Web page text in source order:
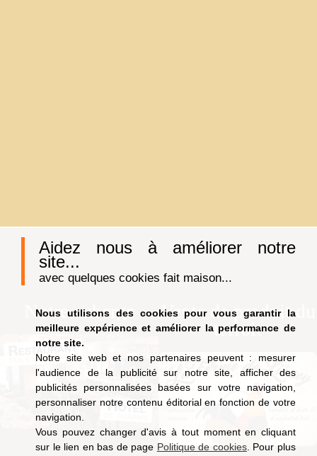
Aidez nous à améliorer notre
site...
avec quelques cookies fait maison...
Nous utilisons des cookies pour vous garantir la
meilleure expérience et améliorer la performance de
notre site.
Notre site web et nos partenaires peuvent : mesurer
l'audience de la publicité sur notre site, afficher des
publicités personnalisées basées sur votre navigation,
personnaliser notre contenu éditorial en fonction de votre
navigation.
Vous pouvez changer d'avis à tout moment en cliquant
sur le lien en bas de page Politique de cookies. Pour plus
Notre auberge
Vente de produit du
terroir